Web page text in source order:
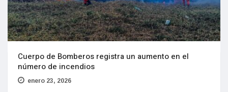
Cuerpo de Bomberos registra un aumento en el
número de incendios
enero 23, 2026